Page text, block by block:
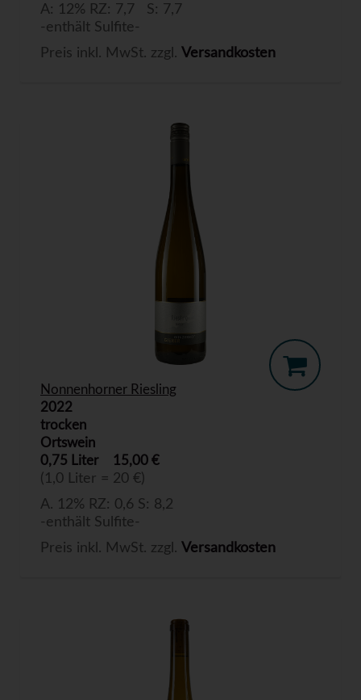
A: 12% RZ: 7,7 S: 7,7
-enthält Sulfite-
Preis inkl. MwSt. zzgl. Versandkosten
Nonnenhorner Riesling
2022
trocken
Ortswein
0,75 Liter
15,00 €
(1,0 Liter = 20 €)
A. 12% RZ: 0,6 S: 8,2
-enthält Sulfite-
Preis inkl. MwSt. zzgl. Versandkosten